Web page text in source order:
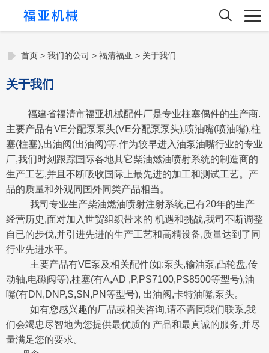
首页 > 我们的公司 > 福清福亚 > 关于我们
关于我们
福建省福清市福亚机械配件厂是专业柱塞偶件的生产商.
主要产品有VE分配泵泵头(VE分配泵泵头),喷油嘴(喷油嘴),柱
塞(柱塞),出油阀(出油阀)等.作为较早进入油泵油嘴行业的专业
厂,我们时刻跟踪国际各地其它柴油燃油喷射系统的制造商的
生产工艺,并且不断吸收国际上最先进的加工和测试工艺。产
品的质量和外观同国外同类产品相当。
我司专业生产柴油燃油喷射注射系统,已有20年的生产
经营历史,面对加入世贸组织带来的 机遇和挑战,我司不断调整
自已的步伐,并引进先进的生产工艺和高精设备,质量达到了同
行业先进水平。
主要产品有VE泵及相关配件(如:泵头,输油泵,凸轮盘,传
动轴,电磁阀等),柱塞(有A,AD ,P,PS7100,PS8500等型号),油
嘴(有DN,DNP,S,SN,PN等型号), 出油阀,卡特油嘴,泵头。
如有您感兴趣的厂品或相关咨询,请不啬同我们联系,我
们会竭忠尽智地为您提供最优质的 产品和最真诚的服务,并尽
量满足您的要求。